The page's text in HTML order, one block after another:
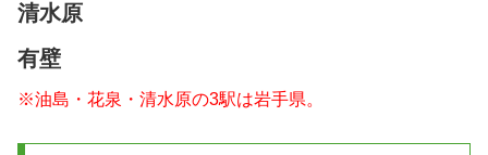
清水原
有壁
※油島・花泉・清水原の3駅は岩手県。